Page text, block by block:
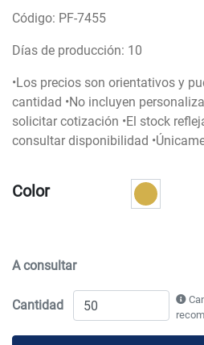
Código: PF-7455
Días de producción: 10
•Los precios son orientativos y
cantidad •No incluyen
solicitar cotización •El stock
consultar disponibilidad
Color
A consultar
Cantidad